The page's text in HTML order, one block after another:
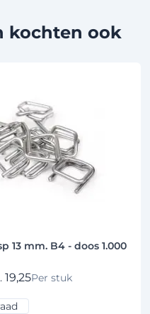
kochten ook
13 mm. B4 - doos 1.000
19,25Per stuk